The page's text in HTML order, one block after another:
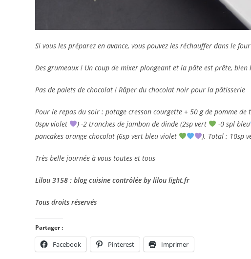
Si vous les préparez en avance, vous pouvez les réchauffer dans le four
Des grumeaux ! Un coup de mixer plongeant et la pâte est prête, bien
Pas de palets de chocolat ! Râper du chocolat noir pour la pâtisserie
Pour le repas du soir : potage cresson courgette + 50 g de pomme de
0spv violet
) -2 tranches de jambon de dinde (2sp vert -0 spl bleu
pancakes orange chocolat (6sp vert bleu violet
). Total : 10sp
Très belle journée à vous toutes et tous
Lilou 3158 : blog cuisine contrôlée by lilou light.fr
Tous droits réservés
Partager :
Facebook Pinterest Imprimer